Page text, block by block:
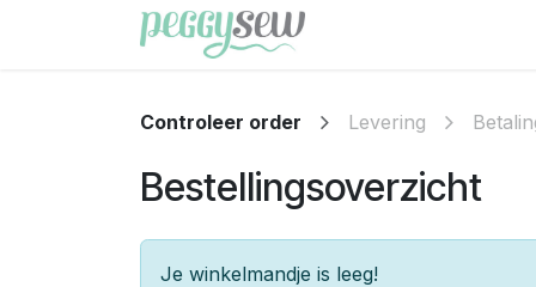
Overslaan naar inhoud
Controleer order Levering
Bestellingsoverzicht
Je winkelmandje is leeg!